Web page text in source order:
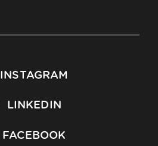
INSTAGRAM
LINKEDIN
FACEBOOK